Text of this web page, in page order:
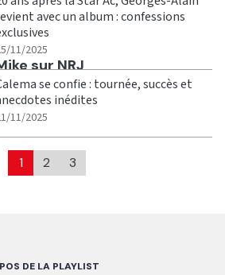
avec un album : confessions
11/2025
sur NRJ
se confie : tournée, succès et
inédites
11/2025
1 2 3
DE LA PLAYLIST